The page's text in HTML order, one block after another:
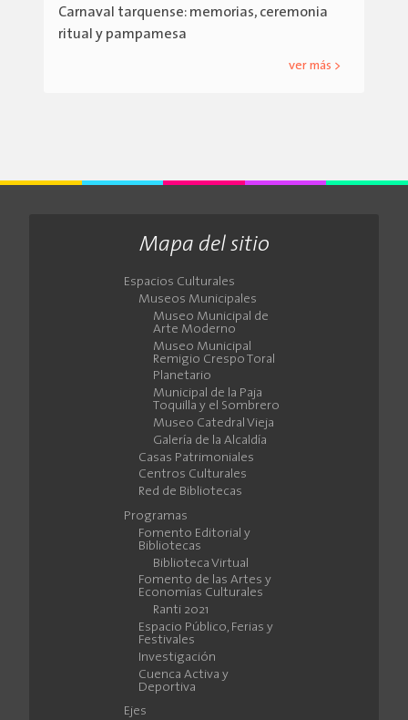
Carnaval tarquense: memorias, ceremonia
ritual y pampamesa
ver más >
Mapa del sitio
Espacios Culturales
Museos Municipales
Museo Municipal de
Arte Moderno
Museo Municipal
Remigio Crespo Toral
Planetario
Municipal de la Paja
Toquilla y el Sombrero
Museo Catedral Vieja
Galería de la Alcaldía
Casas Patrimoniales
Centros Culturales
Red de Bibliotecas
Programas
Fomento Editorial y
Bibliotecas
Biblioteca Virtual
Fomento de las Artes y
Economías Culturales
Ranti 2021
Espacio Público, Ferias y
Festivales
Investigación
Cuenca Activa y
Deportiva
Ejes